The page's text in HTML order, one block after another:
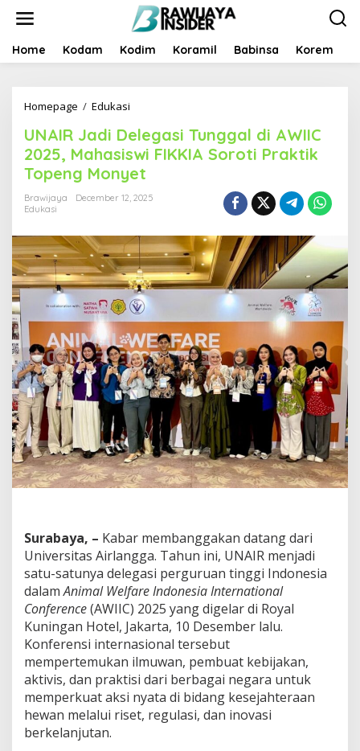
t
Home Kodam Kodim Koramil Babinsa Korem
Homepage / Edukasi
A
I
R
J
a
D
e
l
e
g
a
s
i
T
u
n
g
g
l
d
i
A
C
2
0
2
5
,
M
a
h
a
s
s
UNAIR Jadi Delegasi Tunggal di AWIIC
2025, Mahasiswi FIKKIA Soroti Praktik
Topeng Monyet
Brawijaya
December 12, 2025
Edukasi
Surabaya, – Kabar membanggakan datang dari
Universitas Airlangga. Tahun ini, UNAIR menjadi
satu-satunya delegasi perguruan tinggi Indonesia
dalamAnimal Welfare Indonesia International
Conference(AWIIC) 2025 yang digelar di Royal
Kuningan Hotel, Jakarta, 10 Desember lalu.
Konferensi internasional tersebut
mempertemukan ilmuwan, pembuat kebijakan,
aktivis, dan praktisi dari berbagai negara untuk
memperkuat aksi nyata di bidang kesejahteraan
hewan melalui riset, regulasi, dan inovasi
berkelanjutan.